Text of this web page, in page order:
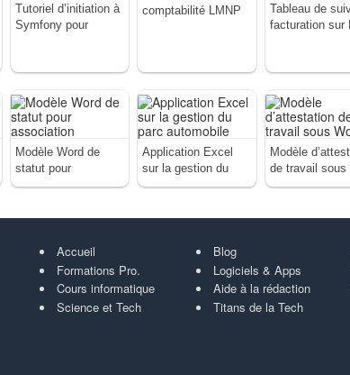
Tutoriel d’initiation à
Symfony pour
comptabilité LMNP
Tableau de
facturation sur
Modèle Word de
statut pour
association
Application Excel
sur la gestion du
parc automobile
Modèle
de travail sous
Accueil Blog
Formations Pro.
Logiciels & Apps
Cours informatique
Aide à la rédaction
Science et Tech
Titans de la Tech